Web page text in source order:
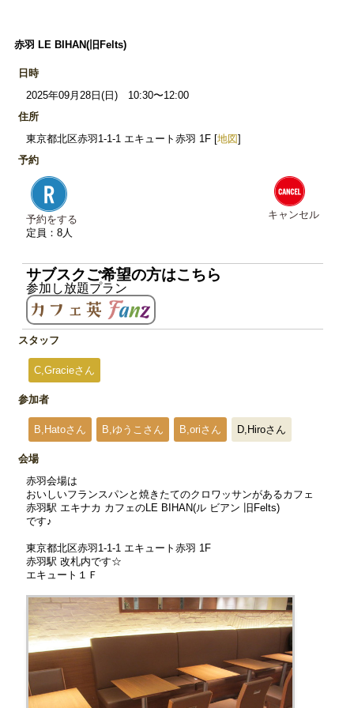
赤羽 LE BIHAN(旧Felts)
日時
2025年09月28日(日) 10:30〜12:00
住所
東京都北区赤羽1-1-1 エキュート赤羽 1F [地図]
予約
予約をする
定員：8人
キャンセル
サブスクご希望の方はこちら
参加し放題プラン
スタッフ
C,Gracieさん
参加者
B,Hatoさん B,ゆうこさん B,oriさん D,Hiroさん
会場
赤羽会場は
おいしいフランスパンと焼きたてのクロワッサンがあるカフェ
赤羽駅 エキナカ カフェのLE BIHAN(ル ビアン 旧Felts)
です♪
東京都北区赤羽1-1-1 エキュート赤羽 1F
赤羽駅 改札内です☆
エキュート１Ｆ